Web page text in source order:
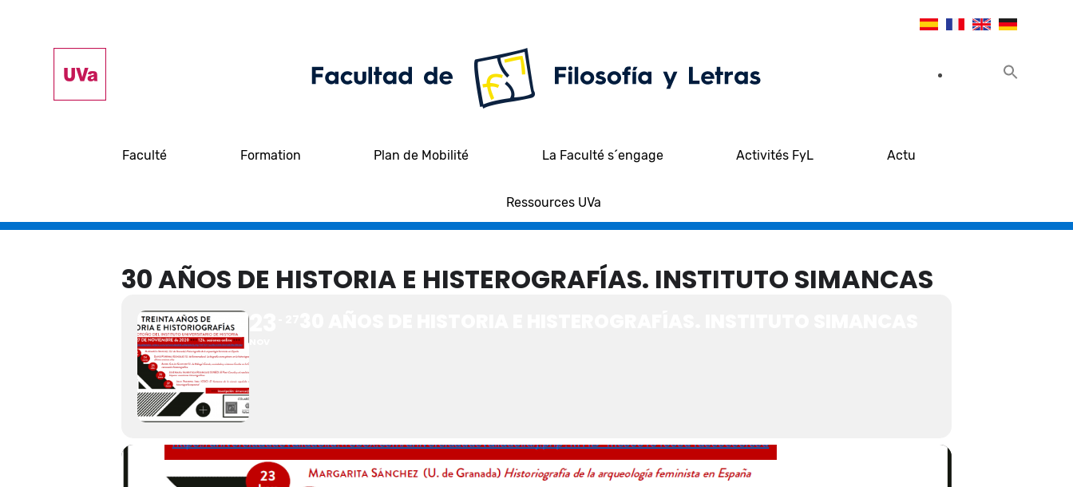
Faculté Formation Plan de Mobilité La Faculté s´engage Activités FyL Actu
Ressources UVa
30 AÑOS DE HISTORIA E HISTEROGRAFÍAS. INSTITUTO SIMANCAS